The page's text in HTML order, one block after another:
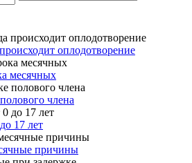
оплодотворение
месячных
члена
17 лет
причины